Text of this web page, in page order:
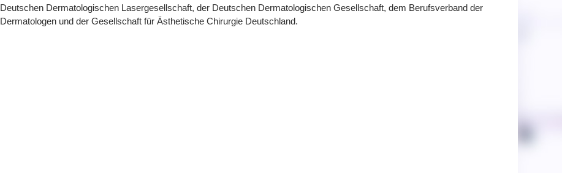
Deutschen Dermatologischen Lasergesellschaft, der Deutschen Dermatologischen Gesellschaft, dem Berufsverband der
Dermatologen und der Gesellschaft für Ästhetische Chirurgie Deutschland.